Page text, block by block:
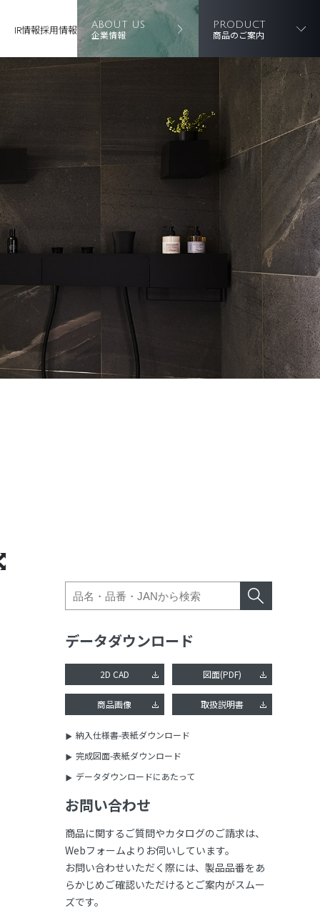
IR情報採用情報 ABOUT US
企業情報
PRODUCT
商品のご案内
データダウンロード
2D CAD 図面(PDF)
商品画像 取扱説明書
納入仕様書-表紙ダウンロード
完成図面-表紙ダウンロード
データダウンロードにあたって
お問い合わせ
商品に関するご質問やカタログのご請求は、
Webフォームよりお伺いしています。
お問い合わせいただく際には、製品品番をあ
らかじめご確認いただけるとご案内がスムー
ズです。